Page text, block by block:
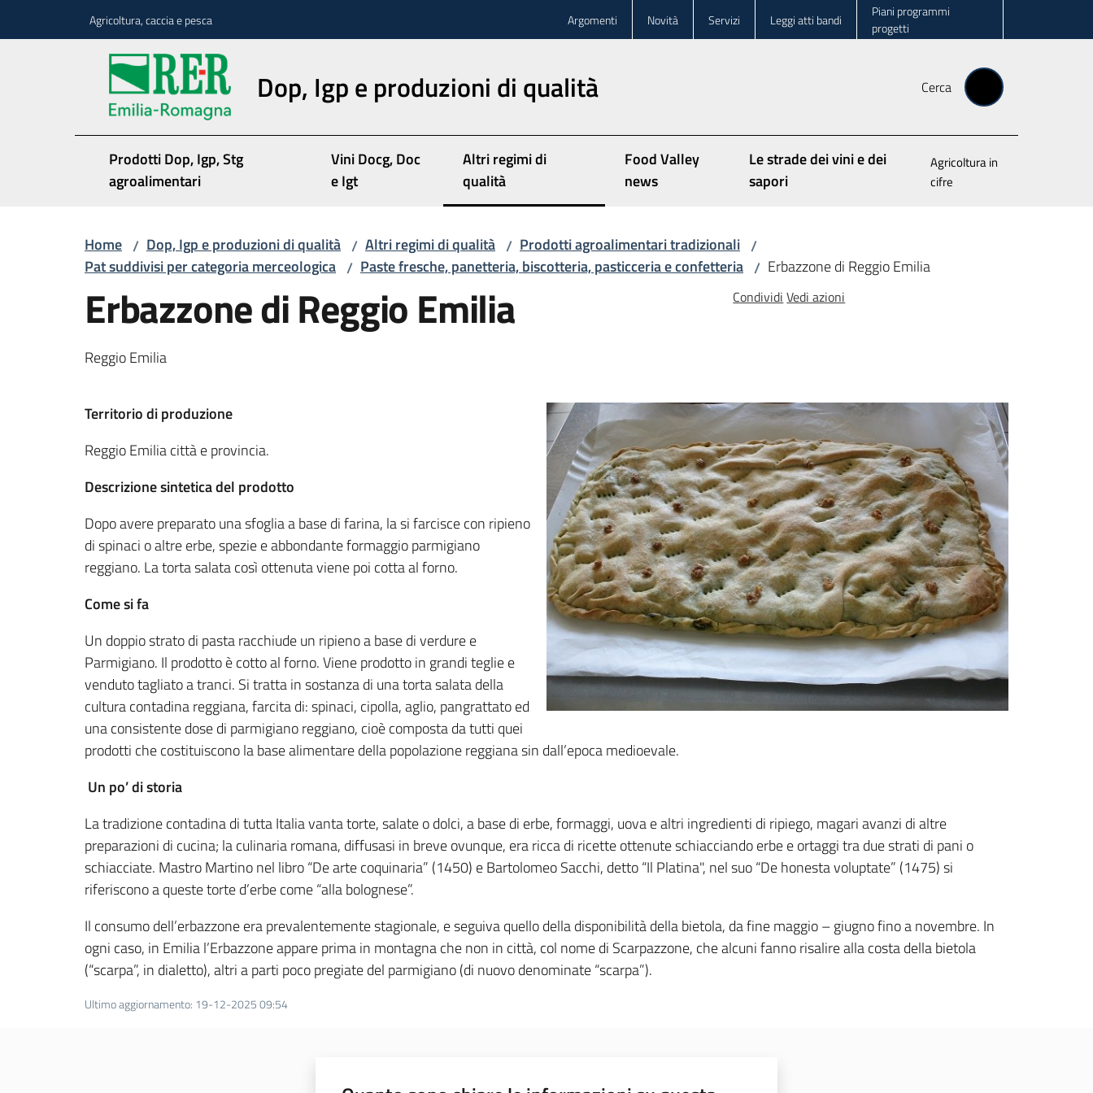
Agricoltura, caccia e pesca Argomenti Novità Servizi Leggi atti bandi
Piani programmi
progetti
Dop, Igp e produzioni di qualità Cerca
Prodotti Dop, Igp, Stg
agroalimentari
Vini Docg, Doc
e Igt
Altri regimi di
qualità
Food Valley
news
Le strade dei vini e dei
sapori
Agricoltura in
cifre
Home / Dop, Igp e produzioni di qualità / Altri regimi di qualità / Prodotti agroalimentari tradizionali /
Pat suddivisi per categoria merceologica / Paste fresche, panetteria, biscotteria, pasticceria e confetteria / Erbazzone di Reggio Emilia
Erbazzone di Reggio Emilia
Reggio Emilia
Condividi Vedi azioni
Territorio di produzione
Reggio Emilia città e provincia.
Descrizione sintetica del prodotto
Dopo avere preparato una sfoglia a base di farina, la si farcisce con ripieno
di spinaci o altre erbe, spezie e abbondante formaggio parmigiano
reggiano. La torta salata così ottenuta viene poi cotta al forno.
Come si fa
Un doppio strato di pasta racchiude un ripieno a base di verdure e
Parmigiano. Il prodotto è cotto al forno. Viene prodotto in grandi teglie e
venduto tagliato a tranci. Si tratta in sostanza di una torta salata della
cultura contadina reggiana, farcita di: spinaci, cipolla, aglio, pangrattato ed
una consistente dose di parmigiano reggiano, cioè composta da tutti quei
prodotti che costituiscono la base alimentare della popolazione reggiana sin dall’epoca medioevale.
Un po’ di storia
La tradizione contadina di tutta Italia vanta torte, salate o dolci, a base di erbe, formaggi, uova e altri ingredienti di ripiego, magari avanzi di altre
preparazioni di cucina; la culinaria romana, diffusasi in breve ovunque, era ricca di ricette ottenute schiacciando erbe e ortaggi tra due strati di pani o
schiacciate. Mastro Martino nel libro “De arte coquinaria” (1450) e Bartolomeo Sacchi, detto “Il Platina", nel suo “De honesta voluptate” (1475) si
riferiscono a queste torte d’erbe come “alla bolognese”.
Il consumo dell’erbazzone era prevalentemente stagionale, e seguiva quello della disponibilità della bietola, da fine maggio – giugno fino a novembre. In
ogni caso, in Emilia l’Erbazzone appare prima in montagna che non in città, col nome di Scarpazzone, che alcuni fanno risalire alla costa della bietola
(“scarpa”, in dialetto), altri a parti poco pregiate del parmigiano (di nuovo denominate “scarpa”).
Ultimo aggiornamento: 19-12-2025 09:54